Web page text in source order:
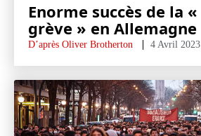
Enorme succès de la
grève » en Allemagne
D’après Oliver Brotherton 4 Avril 2023